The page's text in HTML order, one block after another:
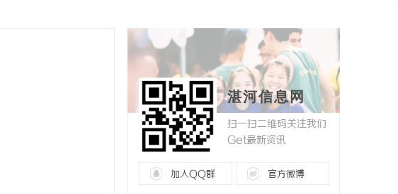
湛河信息网
扫一扫二维码关注我们
Get最新资讯
加入QQ群 官方微博